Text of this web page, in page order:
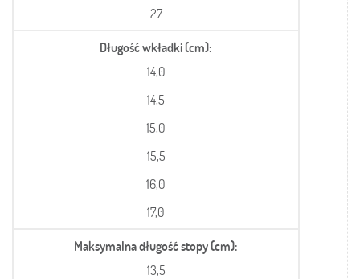
27
Długość wkładki (cm)
14,0
14,5
15,0
15,5
16,0
17,0
Maksymalna długość stopy (cm)
13,5